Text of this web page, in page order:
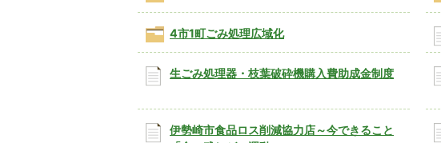
4市1町ごみ処理広域化
生ごみ処理器・枝葉破砕機購入費助成金制度
伊勢崎市食品ロス削減協力店～今できること